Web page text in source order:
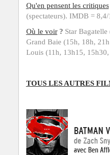
Qu'en pensentles critiques
(spectateurs). IMDB =
Où le voir? Star
Grand Baie (15h, 18h,
Louis (11h, 13h15,
TOUS LES AUTRES